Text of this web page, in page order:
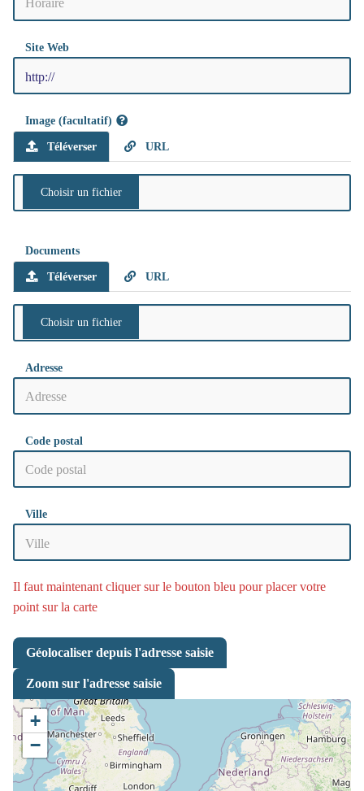
Site Web
Image (facultatif)
Téléverser URL
Documents
Téléverser URL
Adresse
Code postal
Ville
Il faut maintenant cliquer sur le bouton bleu pour placer votre
point sur la carte
Géolocaliser depuis l'adresse saisie
Zoom sur l'adresse saisie
+
−